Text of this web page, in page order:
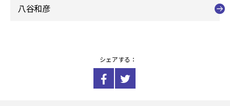
八谷和彦
シェアする：